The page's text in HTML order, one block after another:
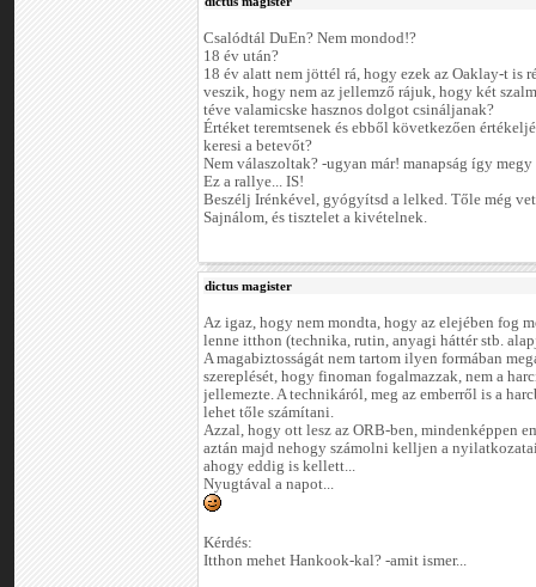
Csalódtál DuEn? Nem mondod!?
18 év után?
18 év alatt nem jöttél rá, hogy ezek az Oaklay-t is
veszik, hogy nem az jellemző rájuk, hogy két
téve valamicske hasznos dolgot csináljanak?
Értéket teremtsenek és ebből következően
keresi a betevőt?
Nem válaszoltak? -ugyan már! manapság így
Ez a rallye... IS!
Beszélj Irénkével, gyógyítsd a lelked. Tőle még
Sajnálom, és tisztelet a kivételnek.
dictus magister
Az igaz, hogy nem mondta, hogy az elejében fog
lenne itthon (technika, rutin, anyagi háttér stb.
A magabiztosságát nem tartom ilyen formában
szereplését, hogy finoman fogalmazzak, nem a
jellemezte. A technikáról, meg az emberről is a
lehet tőle számítani.
Azzal, hogy ott lesz az ORB-ben, mindenképpen
aztán majd nehogy számolni kelljen a
ahogy eddig is kellett...
Nyugtával a napot...
Kérdés:
Itthon mehet Hankook-kal? -amit ismer...